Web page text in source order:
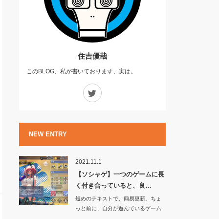
住吉優哉
このBLOG、私が書いております、実は。
NEW ENTRY
2021.11.1
【ソシャゲ】一つのゲームに長
く付き合っていると、良…
短めのテキストで、簡易更新。ちょ
っと前に、自分が遊んでいるゲーム